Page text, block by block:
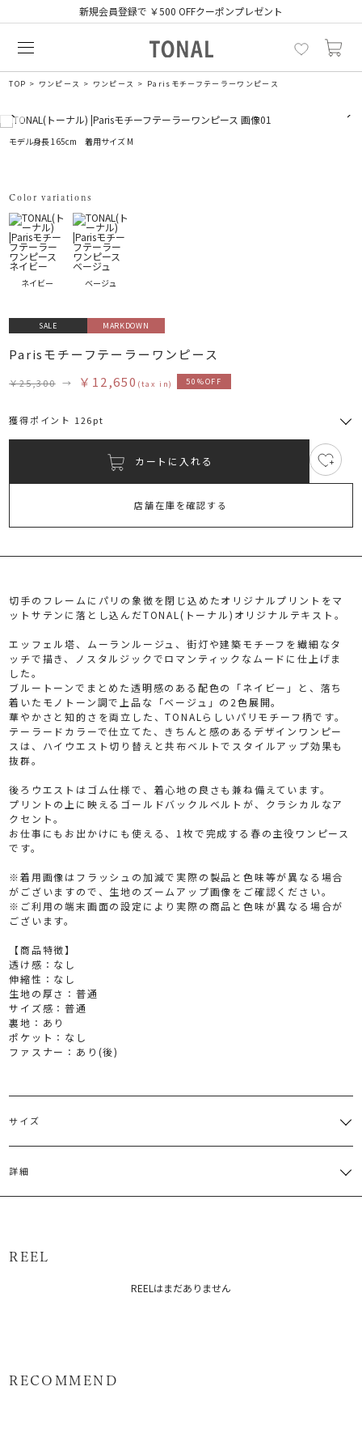
新規会員登録で ￥500 OFFクーポンプレゼント
TOP ワンピース ワンピース Parisモチーフテーラーワンピース
モデル身長 165cm 着用サイズ M
Color variations
ネイビー ベージュ
SALE MARKDOWN
Parisモチーフテーラーワンピース
￥25,300 → ￥12,650 (tax in) 50%OFF
獲得ポイント 126pt
ポイント
旧 MS PASSPORTポイント
カートに入れる
店舗在庫を確認する
切手のフレームにパリの象徴を閉じ込めたオリジナルプリントをマ
ットサテンに落とし込んだTONAL(トーナル)オリジナルテキスト。
エッフェル塔、ムーランルージュ、街灯や建築モチーフを繊細なタ
ッチで描き、ノスタルジックでロマンティックなムードに仕上げま
した。
ブルートーンでまとめた透明感のある配色の「ネイビー」と、落ち
着いたモノトーン調で上品な「ベージュ」の2色展開。
華やかさと知的さを両立した、TONALらしいパリモチーフ柄です。
テーラードカラーで仕立てた、きちんと感のあるデザインワンピー
スは、ハイウエスト切り替えと共布ベルトでスタイルアップ効果も
抜群。
後ろウエストはゴム仕様で、着心地の良さも兼ね備えています。
プリントの上に映えるゴールドバックルベルトが、クラシカルなア
クセント。
お仕事にもお出かけにも使える、1枚で完成する春の主役ワンピース
です。
※着用画像はフラッシュの加減で実際の製品と色味等が異なる場合
がございますので、生地のズームアップ画像をご確認ください。
※ご利用の端末画面の設定により実際の商品と色味が異なる場合が
ございます。
【商品特徴】
透け感：なし
伸縮性：なし
生地の厚さ：普通
サイズ感：普通
裏地：あり
ポケット：なし
ファスナー：あり(後)
サイズ
M 86cm 49.5cm 49cm ム仕 121cm
詳細
メーカー品番：6526103001
ワンピース ワンピース
REEL
REELはまだありません
RECOMMEND